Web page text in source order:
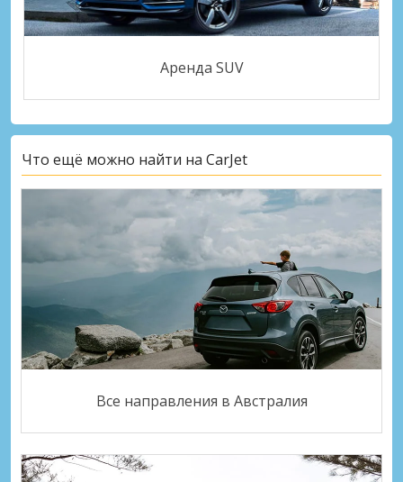
Аренда SUV
Что ещё можно найти на CarJet
Все направления в Австралия